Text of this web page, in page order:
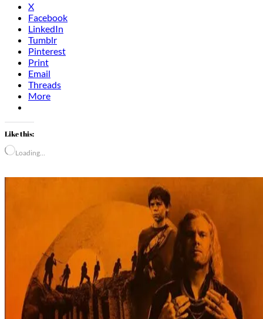
X
Facebook
LinkedIn
Tumblr
Pinterest
Print
Email
Threads
More
Like this:
Loading…